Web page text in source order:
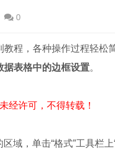
0
程，各种操作过程轻松
据表格中的边框设置。
未经许可，不得转载！
，单击“格式”工具栏上